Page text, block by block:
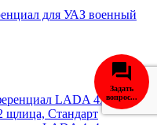
для УАЗ военный
Задать
вопрос...